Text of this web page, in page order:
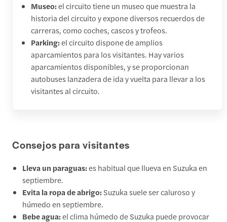
Museo:el circuito tiene un museo que muestra la
historia del circuito y expone diversos recuerdos de
carreras, como coches, cascos y trofeos.
Parking:el circuito dispone de amplios
aparcamientos para los visitantes. Hay varios
aparcamientos disponibles, y se proporcionan
autobuses lanzadera de ida y vuelta para llevar a los
visitantes al circuito.
Consejos para visitantes
Lleva un paraguas:es habitual que llueva en Suzuka en
septiembre.
Evita la ropa de abrigo: Suzuka suele ser caluroso y
húmedo en septiembre.
Bebe agua:el clima húmedo de Suzuka puede provocar